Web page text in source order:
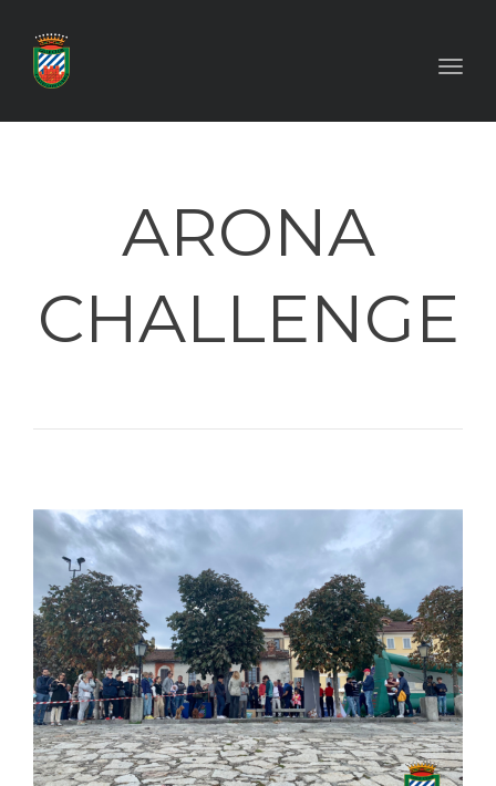
ARONA
CHALLENGE